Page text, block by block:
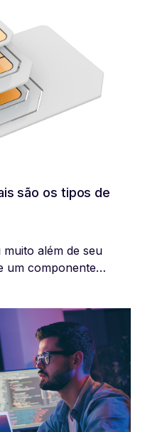
são os tipos de
além de seu
um componente
inovadores e
se adaptou para
necessidades das